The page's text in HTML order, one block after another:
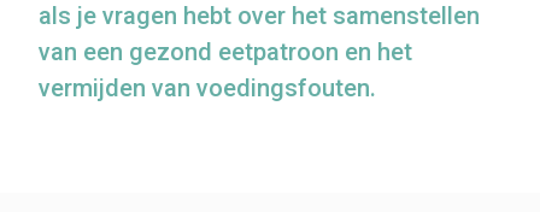
als je vragen hebt over het samenstellen
van een gezond eetpatroon en het
vermijden van voedingsfouten.